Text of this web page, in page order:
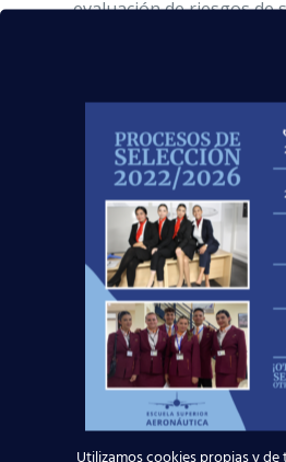
evaluación de riesgos de
la garantía total de
formarás en un
calidad
AENOR es el
certifica la calidad
productos a través
inspecciones de las
y del servicio que se
en nuestro caso, es
de los futuros
sector aeronáutico
Red de Centros
Aeronáuticosutiliza